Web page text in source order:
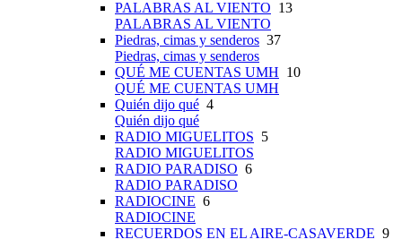
PALABRAS AL VIENTO 13
PALABRAS AL VIENTO
Piedras, cimas y senderos 37
Piedras, cimas y senderos
QUÉ ME CUENTAS UMH 10
QUÉ ME CUENTAS UMH
Quién dijo qué 4
Quién dijo qué
RADIO MIGUELITOS 5
RADIO MIGUELITOS
RADIO PARADISO 6
RADIO PARADISO
RADIOCINE 6
RADIOCINE
RECUERDOS EN EL AIRE-CASAVERDE 9